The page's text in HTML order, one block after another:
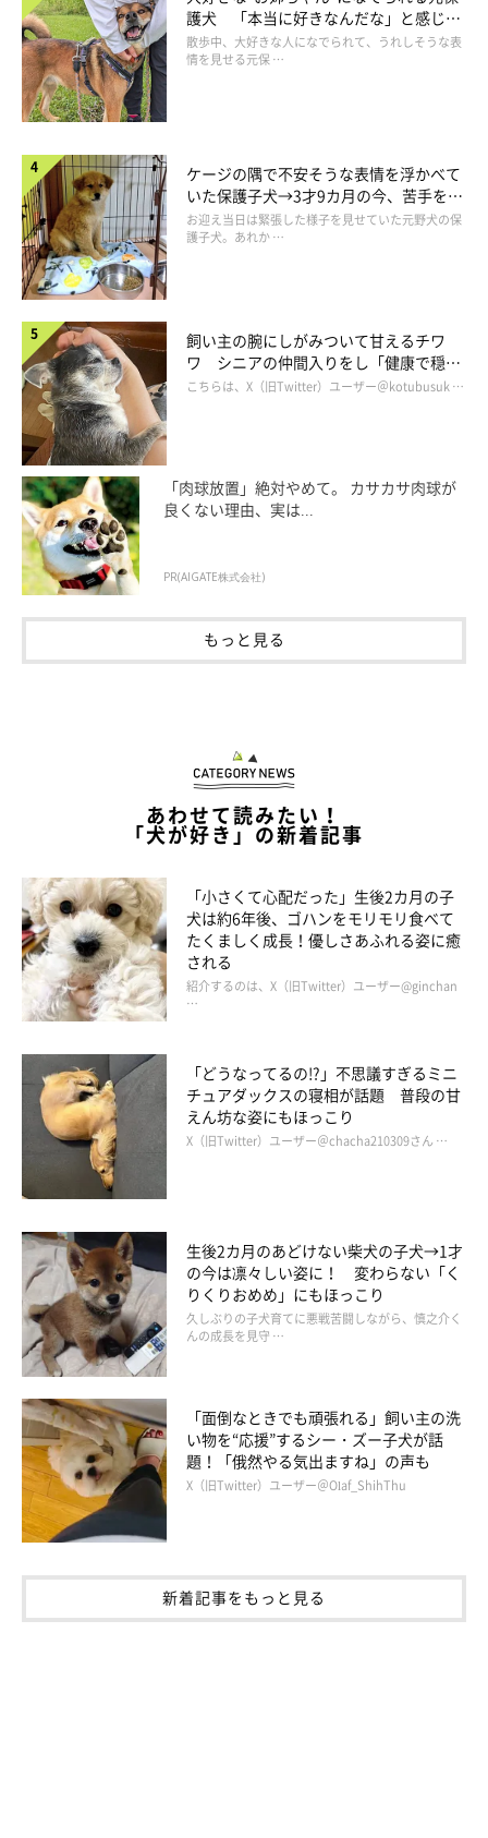
護犬 「本当に好きなんだな」と感じる
表情にほっこり
散歩中、大好きな人になでられて、うれしそうな表
情を見せる元保 …
ケージの隅で不安そうな表情を浮かべて
いた保護子犬→3才9カ月の今、苦手を克
服し頼もしいコに成長！
お迎え当日は緊張した様子を見せていた元野犬の保
護子犬。あれか …
飼い主の腕にしがみついて甘えるチワ
ワ シニアの仲間入りをし「健康で穏や
かな暮らしが続いてほしい」と願う
こちらは、X（旧Twitter）ユーザー＠kotubusuk …
「肉球放置」絶対やめて。 カサカサ肉球が
良くない理由、実は...
PR(AIGATE株式会社)
もっと見る
あわせて読みたい！
「犬が好き」の新着記事
「小さくて心配だった」生後2カ月の子
犬は約6年後、ゴハンをモリモリ食べて
たくましく成長！優しさあふれる姿に癒
される
紹介するのは、X（旧Twitter）ユーザー@ginchan
…
「どうなってるの!?」不思議すぎるミニ
チュアダックスの寝相が話題 普段の甘
えん坊な姿にもほっこり
X（旧Twitter）ユーザー＠chacha210309さん …
生後2カ月のあどけない柴犬の子犬→1才
の今は凛々しい姿に！ 変わらない「く
りくりおめめ」にもほっこり
久しぶりの子犬育てに悪戦苦闘しながら、慎之介く
んの成長を見守 …
「面倒なときでも頑張れる」飼い主の洗
い物を“応援”するシー・ズー子犬が話
題！「俄然やる気出ますね」の声も
X（旧Twitter）ユーザー＠Olaf_ShihThu
新着記事をもっと見る